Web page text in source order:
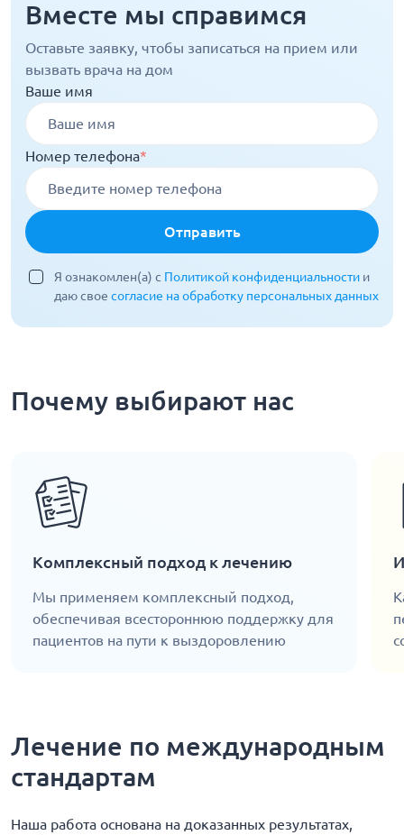
Вместе мы справимся
Оставьте заявку, чтобы записаться на прием или
вызвать врача на дом
Ваше имя
Номер телефона*
Отправить
Я ознакомлен(а) с Политикой конфиденциальности и
даю свое согласие на обработку персональных данных
Почему выбирают нас
Комплексный подход к лечению
Мы применяем комплексный подход,
обеспечивая всестороннюю поддержку для
пациентов на пути к выздоровлению
Лечение по международным
стандартам
Наша работа основана на доказанных результатах,